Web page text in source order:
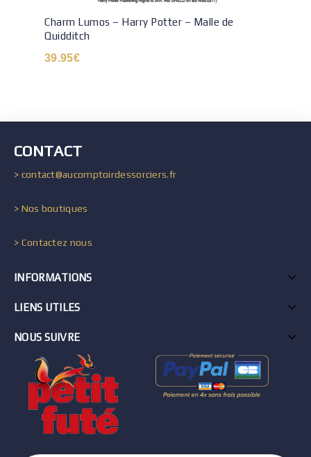
Charm Lumos – Harry Potter – Malle de
Quidditch
39.95€
CONTACT
> contact@aucomptoirdessorciers.fr
> Nos boutiques
> Contactez nous
INFORMATIONS
LIENS UTILES
NOUS SUIVRE